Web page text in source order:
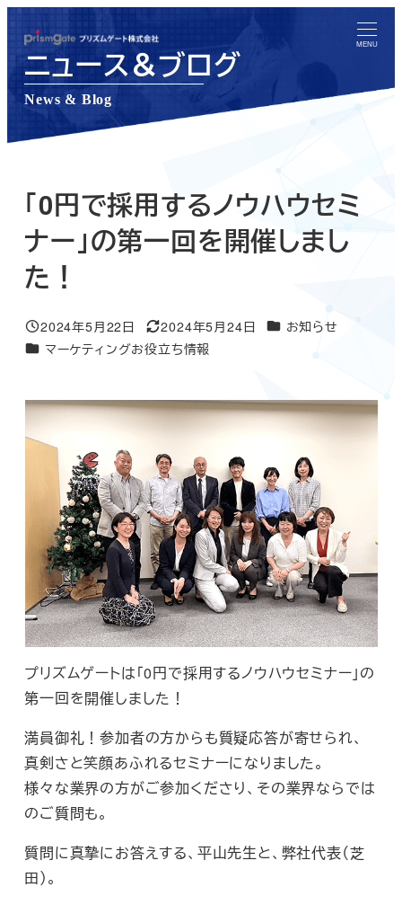
ン
コ
テ
MENU
ニュース＆ブログ
News & Blog
「0円で採用するノウハウセミ
ナー」の第一回を開催しまし
た！
投稿日
2024年5月22日
更新日
2024年5月24日 ニュース＆ブログカテ
お知らせ
ニュース＆ブログカテゴリー
マーケティングお役立ち情報
プリズムゲートは「0円で採用するノウハウセミナー」の
第一回を開催しました！
満員御礼！参加者の方からも質疑応答が寄せられ、
真剣さと笑顔あふれるセミナーになりました。
様々な業界の方がご参加くださり、その業界ならでは
のご質問も。
質問に真摯にお答えする、平山先生と、弊社代表（芝
田）。